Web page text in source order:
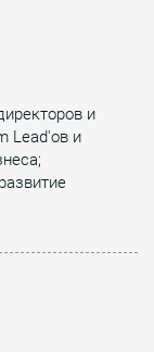
и
Lead'ов и